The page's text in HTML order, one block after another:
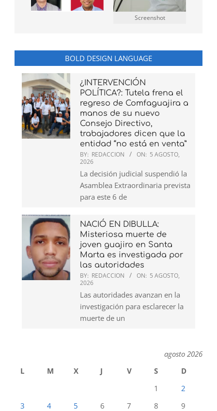
Screenshot
BOLD DESIGN LANGUAGE
¿INTERVENCIÓN
POLÍTICA?: Tutela frena el
regreso de Comfaguajira a
manos de su nuevo
Consejo Directivo,
trabajadores dicen que la
entidad “no está en venta”
BY: REDACCION ON: 5 AGOSTO,
2026
La decisión judicial suspendió la
Asamblea Extraordinaria prevista
para este 6 de
NACIÓ EN DIBULLA:
Misteriosa muerte de
joven guajiro en Santa
Marta es investigada por
las autoridades
BY: REDACCION ON: 5 AGOSTO,
2026
Las autoridades avanzan en la
investigación para esclarecer la
muerte de un
agosto 2026
L
M X J V S
D
1
2
3
4 5 6 7 8
9